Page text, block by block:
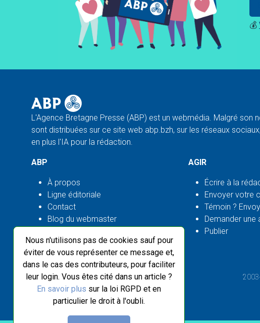
Nous n'utilisons pas de cookies sauf pour
éviter de vous représenter ce message et,
dans le cas des contributeurs, pour faciliter
leur login. Vous êtes cité dans un article ?
En savoir plus sur la loi RGPD et en
particulier le droit à l'oubli.
💰
L'Agence Bretagne Presse (ABP) est un webmédia. Malgré
sont distribuées sur ce site web abp.bzh, sur les réseaux
en plus l'IA pour la rédaction.
ABP
À propos
Ligne éditoriale
Contact
Blog du webmaster
AGIR
Écrire à la
Envoyer votre
Témoin ?
Demander
Publier